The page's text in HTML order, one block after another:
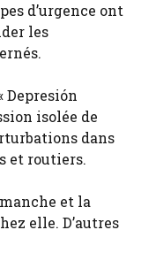
d’urgence ont
les
Depresión
isolée de
dans
et routiers.
et la
elle. D’autres